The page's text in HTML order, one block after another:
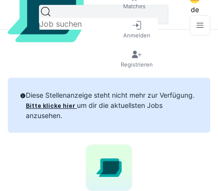
Matches
Anmelden
Registrieren
de
Diese Stellenanzeige steht nicht mehr zur Verfügung.
Bitte klicke hier um dir die aktuellsten Jobs
anzusehen.